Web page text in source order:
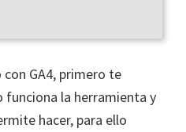
GA4, primero te
funciona la herramienta y
hacer, para ello